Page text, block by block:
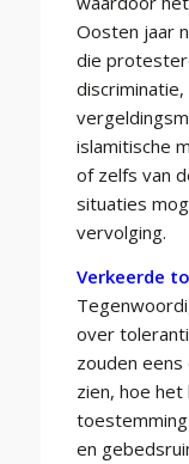
Oosten jaar
die
islamitische
of zelfs van
situaties
vervolging.
Verkeerde
over
zouden
zien, hoe
toestemming
en